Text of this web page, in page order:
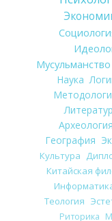
Мусульманство
Наука
Археология
География
Культура
Китайская
Теология
Риторика